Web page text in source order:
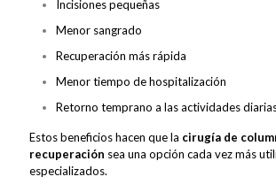
Incisiones pequeñas
Menor sangrado
Recuperación más rápida
Menor tiempo de hospitalización
Retorno temprano a las actividades
Estos beneficios hacen que la cirugía de
recuperación sea una opción cada vez más
especializados.